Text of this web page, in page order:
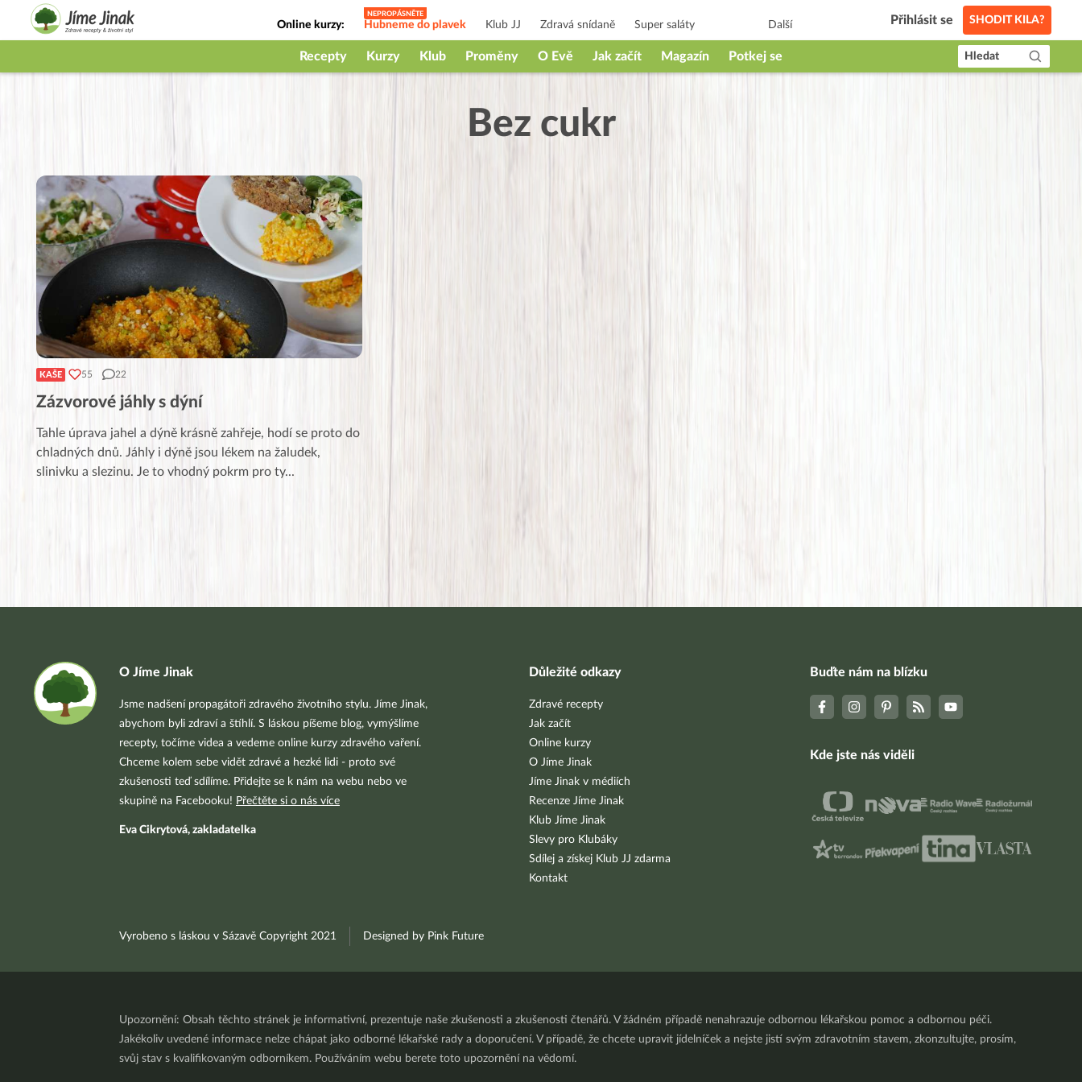
Online kurzy: Hubneme do plavek Klub JJ Zdravá snídaně Super saláty
Jak na babičky
Další Přihlásit se SHODIT KILA?
Recepty Kurzy Klub Proměny O Evě Jak začít Magazín Potkej se Hledat
Bez cukr
KAŠE 55 22
Zázvorové jáhly s dýní
Tahle úprava jahel a dýně krásně zahřeje, hodí se proto do
chladných dnů. Jáhly i dýně jsou lékem na žaludek,
slinivku a slezinu. Je to vhodný pokrm pro ty...
O Jíme Jinak
Jsme nadšení propagátoři zdravého životního stylu. Jíme Jinak,
abychom byli zdraví a štíhlí. S láskou píšeme blog, vymýšlíme
recepty, točíme videa a vedeme online kurzy zdravého vaření.
Chceme kolem sebe vidět zdravé a hezké lidi - proto své
zkušenosti teď sdílíme. Přidejte se k nám na webu nebo ve
skupině na Facebooku! Přečtěte si o nás více
Eva Cikrytová, zakladatelka
Důležité odkazy
Zdravé recepty
Jak začít
Online kurzy
O Jíme Jinak
Jíme Jinak v médiích
Recenze Jíme Jinak
Klub Jíme Jinak
Slevy pro Klubáky
Sdílej a získej Klub JJ zdarma
Kontakt
Buďte nám na blízku
Kde jste nás viděli
Vyrobeno s láskou v Sázavě Copyright 2021 Designed by Pink Future
Upozornění: Obsah těchto stránek je informativní, prezentuje naše zkušenosti a zkušenosti čtenářů. V žádném případě nenahrazuje odbornou lékařskou pomoc a odbornou péči.
Jakékoliv uvedené informace nelze chápat jako odborné lékařské rady a doporučení. V případě, že chcete upravit jídelníček a nejste jistí svým zdravotním stavem, zkonzultujte, prosím,
svůj stav s kvalifikovaným odborníkem. Používáním webu berete toto upozornění na vědomí.